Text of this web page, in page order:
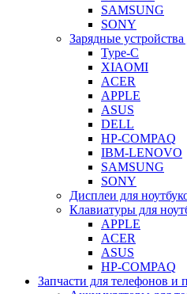
SAMSUNG
SONY
Зарядные устройства
Type-C
XIAOMI
ACER
APPLE
ASUS
DELL
HP-COMPAQ
IBM-LENOVO
SAMSUNG
SONY
Дисплеи для
Клавиатуры для
APPLE
ACER
ASUS
HP-COMPAQ
Запчасти для телефонов и